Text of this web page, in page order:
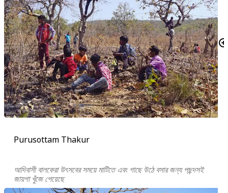
Purusottam Thakur
আদিবাসী বালকেরা উৎসবের সময়ে মাটিতে এবং গাছে উঠে বসার জন্য পছন্দসই
জায়গা খুঁজে পেয়েছে